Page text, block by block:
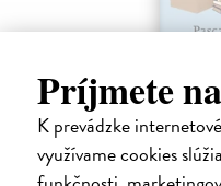
Príjmete
K prevádzke
využívame cookies
Rieka času
Mercier Pascal| Kniha
Pascal Mercier bol vždy
Nočný vlak do Lisabonu či
zamysleniu sa nad veľkými